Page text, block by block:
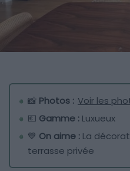
📸 Photos : Voir les
💶 Gamme : Luxueux
💙 On aime : La
terrasse privée